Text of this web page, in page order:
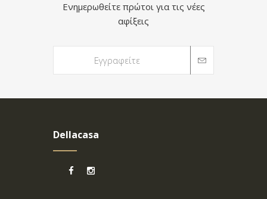
Ενημερωθείτε πρώτοι για τις νέες
αφίξεις
Dellacasa